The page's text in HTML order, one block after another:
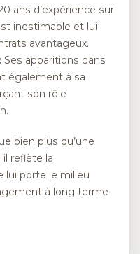
ans d’expérience sur
inestimable et lui
avantageux.
Ses apparitions dans
également à sa
son rôle
bien plus qu’une
reflète la
lui porte le milieu
à long terme